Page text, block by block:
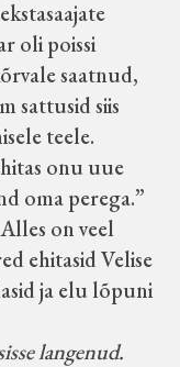
oli poissi
saatnud,
sattusid siis
teele.
onu uue
oma perega.”
on veel
ehitasid Velise
ja elu lõpuni
langenud.